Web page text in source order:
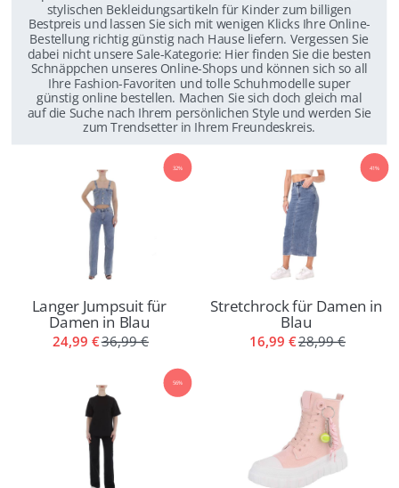
stylischen Bekleidungsartikeln für Kinder zum billigen
Bestpreis und lassen Sie sich mit wenigen Klicks Ihre Online-
Bestellung richtig günstig nach Hause liefern. Vergessen Sie
dabei nicht unsere Sale-Kategorie: Hier finden Sie die besten
Schnäppchen unseres Online-Shops und können sich so all
Ihre Fashion-Favoriten und tolle Schuhmodelle super
günstig online bestellen. Machen Sie sich doch gleich mal
auf die Suche nach Ihrem persönlichen Style und werden Sie
zum Trendsetter in Ihrem Freundeskreis.
32%
Langer Jumpsuit für
Damen in Blau
24,99 €36,99 €
41%
Stretchrock für Damen in
Blau
16,99 €28,99 €
56%